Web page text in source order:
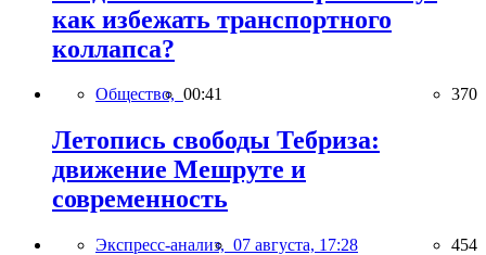
как избежать транспортного
коллапса?
Общество, 00:41 370
Летопись свободы Тебриза:
движение Мешруте и
современность
Экспресс-анализ, 07 августа, 17:28 454